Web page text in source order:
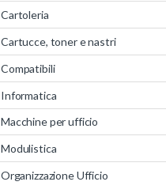
Cartoleria
Cartucce, toner e nastri
Compatibili
Informatica
Macchine per ufficio
Modulistica
Organizzazione Ufficio